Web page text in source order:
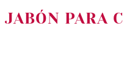
PARA